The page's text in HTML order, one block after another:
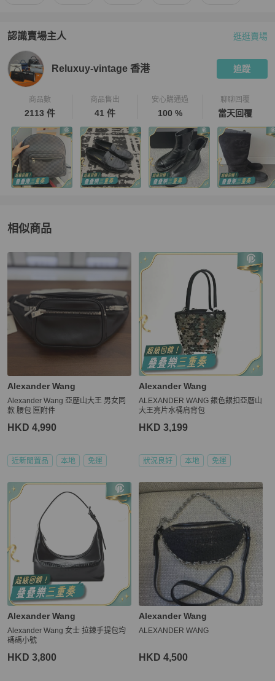
認識賣場主人
PopChill 拍拍圈嚴選賣家
逛逛賣場
Reluxuy-vintage 香港 追蹤
商品數
2113 件
商品售出
41 件
安心購通過
100 %
聊聊回覆
當天回覆
相似商品
更多相似Alexander Wang女包推薦精品
Alexander Wang
Alexander Wang 亞歷山大王 男女同
款 腰包 🈚附件
HKD 4,990
近新閒置品 本地 免運
Alexander Wang
ALEXANDER WANG 銀色銀扣亞曆山
大王亮片水桶肩背包
HKD 3,199
狀況良好 本地 免運
Alexander Wang
Alexander Wang 女士 拉鍊手提包均
碼碼小號
HKD 3,800
Alexander Wang
ALEXANDER WANG
HKD 4,500